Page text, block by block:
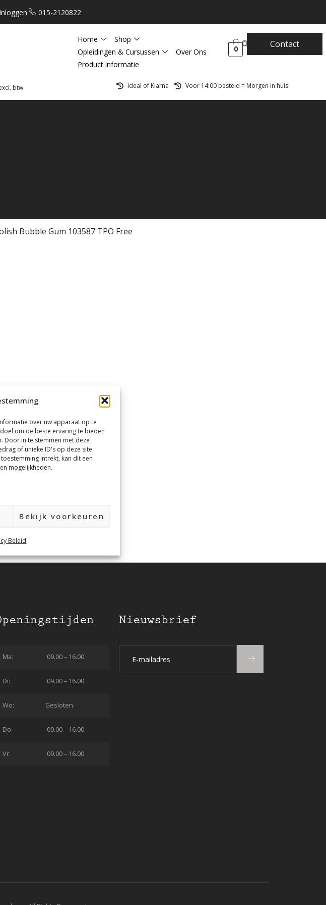
over uw apparaat op te
om de beste ervaring te bieden
Door in te stemmen met deze
of unieke ID's op deze site
intrekt, kan dit een
mogelijkheden.
Bekijk voorkeuren
Beleid
Inloggen 015-2120822
Home
Shop
Opleidingen & Cursussen
Over Ons
Product informatie
0 Contact
btw Ideal of Klarna Voor 14:00 besteld = Morgen in huis!
Bubble Gum 103587 TPO Free
Ma: 09.00 – 16.00
Di: 09.00 – 16.00
Wo: Gesloten
Do: 09.00 – 16.00
Vr: 09.00 – 16.00
Nieuwsbrief